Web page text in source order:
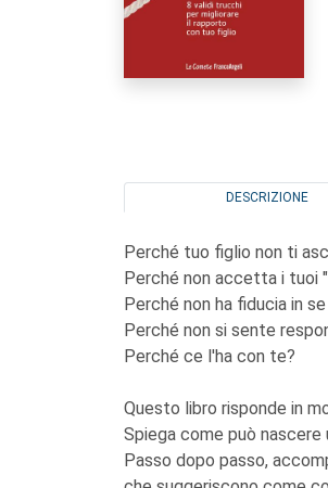
DESCRIZIONE
Perché tuo figlio non ti
Perché non accetta i tuoi
Perché non ha fiducia in
Perché non si sente
Perché ce l'ha con te?
Questo libro risponde in
Spiega come può
Passo dopo passo,